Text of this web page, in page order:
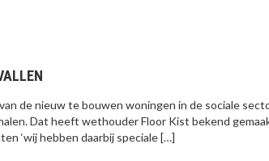
de nieuw te bouwen woningen in de sociale
Dat heeft wethouder Floor Kist bekend
‘wij hebben daarbij speciale […]